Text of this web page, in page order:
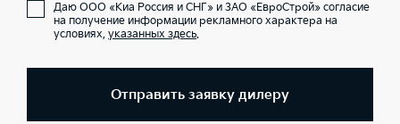
Даю ООО «Киа Россия и СНГ» и ЗАО «ЕвроСтрой» согласие
на получение информации рекламного характера на
условиях, указанных здесь.
Отправить заявку дилеру